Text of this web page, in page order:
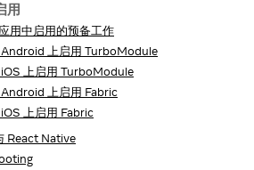
用
用中启用的预备工作
上启用 TurboModule
上启用 TurboModule
上启用 Fabric
上启用 Fabric
React Native